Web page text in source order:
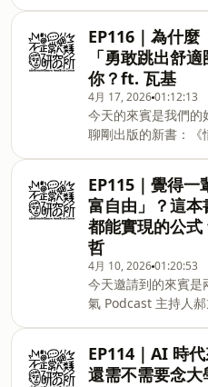
案例，把變現邏輯複
家好禮｜哈佛創業社
你從沒想過的新商
折！結帳輸入專屬優
折$350元👉馬上入手
https://hi.sat.cool/
賓是哈佛商學院的
Wallace。她不但是
投資人，現在還在百
司。她今
麼要偏心自己呢？我
女性朋友感同身受
親、24歲在還沒有
生一起創業，25歲就
在妻子、媽媽、女兒
夥伴、職業講師的多
自我懷疑，幾乎燃燒
一次夜深人靜的獨處
練習，她慢慢的把自
現在，成為自己最喜
故事以及她做過的
書，希望能夠鼓勵到
喘不過氣來的現代人
她的故事吧。慧玲台
https://
●時間： 4/25 (六)
開放入場）●地
EP116｜為什麼
「勇敢跳出舒
你？ft. 瓦基
4月 17, 202601:12:13
今天的來賓是我們的
聊剛出版的新書：《
觀眾和電子報的訂
常收到讀者來訊「
涯，有的是問減肥
回：「施主，這個問
己。」不是我不願意
清楚每個問題背後的
些建議有很高的機率
的。因為在這個網路
是專家，各種成功學
紜，很多還是互相
有其支持者和成功案
的？最好的方法，就
EP115｜覺得一
富自由」？這
都能實現的公
哲
4月 10, 202601:20:53
今天邀請到的來賓是
氣 Podcast 主持人
書：《財富自由心理
這四個字，應該是
生目標。從年輕的時
EP114｜AI 時
還需不需要念